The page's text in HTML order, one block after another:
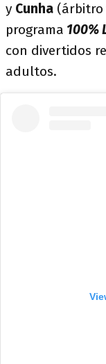
y Cunha (árbitro
programa 100%
con divertidos
adultos.